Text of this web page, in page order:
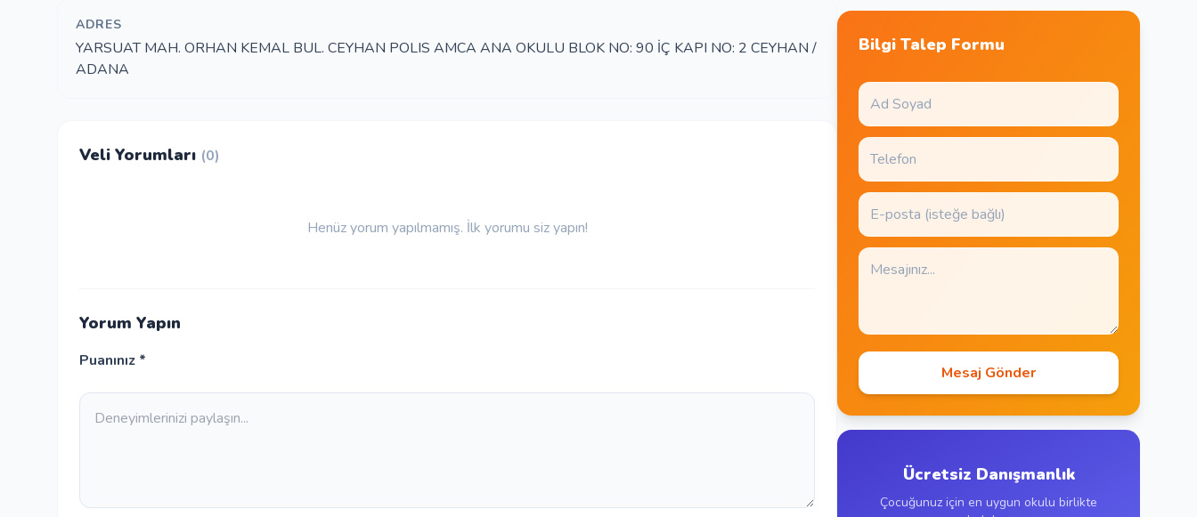
ADRES
YARSUAT MAH. ORHAN KEMAL BUL. CEYHAN POLIS AMCA ANA OKULU BLOK NO: 90 İÇ KAPI NO: 2 CEYHAN /
ADANA
Veli Yorumları (0)
Henüz yorum yapılmamış. İlk yorumu siz yapın!
Yorum Yapın
Puanınız *
Bilgi Talep Formu
Mesaj Gönder
Ücretsiz Danışmanlık
Çocuğunuz için en uygun okulu birlikte